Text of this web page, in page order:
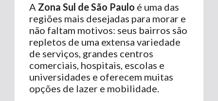
A Zona Sul de São Paulo é uma das
regiões mais desejadas para morar e
não faltam motivos: seus bairros são
repletos de uma extensa variedade
de serviços, grandes centros
comerciais, hospitais, escolas e
universidades e oferecem muitas
opções de lazer e mobilidade.